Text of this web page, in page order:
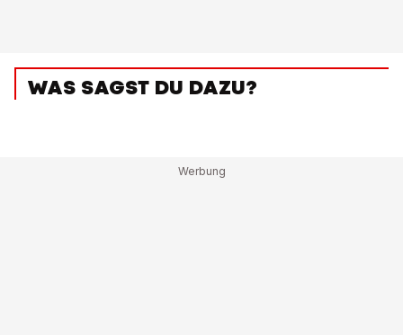
WAS SAGST DU DAZU?